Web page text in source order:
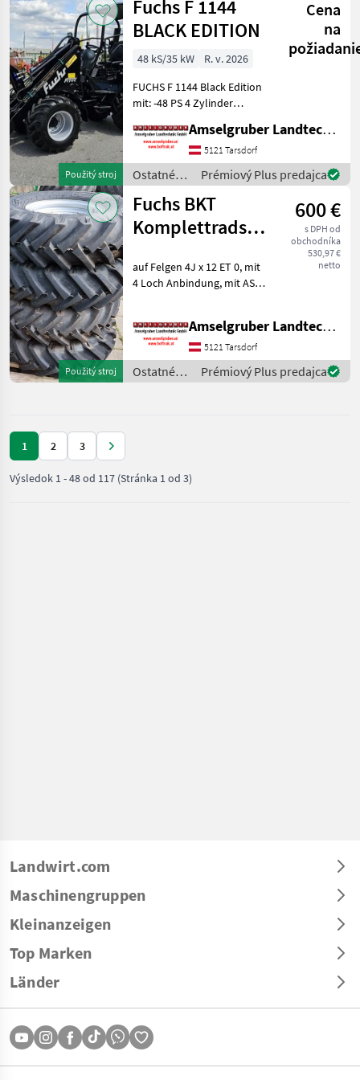
silové
stroje /
Fuchs
Použitý stroj
Fuchs F 1144
BLACK EDITION
Cena
na
48 kS/35 kW
R. v. 2026
FUCHS F 1144 Black Edition
mit: -48 PS 4 Zylinder
Baumaschinenmotor (Stage
V) -2 Fahrstufen (10/20
Km/h) von Joystick
schaltbar -Über 300cm
Hubhöhe -Kippl
Amselgruber Landtechnik GmbH
5121 Tarsdorf
Ostatné
poľnohospodárske
silové
stroje /
Fuchs
Prémiový Plus predajca
Použitý stroj
Fuchs BKT
Komplettradsatz
600 €
s DPH od
obchodníka
530,97 €
netto
auf Felgen 4J x 12 ET 0, mit
4 Loch Anbindung, mit AS
Schäffer, Weidemann,
Thaler, Giant, Cast, Avant,
Kramer
Amselgruber Landtechnik GmbH
5121 Tarsdorf
Ostatné
poľnohospodárske
Prémiový Plus predajca
1 2 3
Výsledok 1-48od 117 (Stránka 1 od 3)
Landwirt.com
Maschinengruppen
Kleinanzeigen
Top Marken
Länder